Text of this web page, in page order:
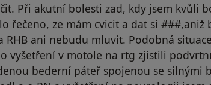
Při akutní bolesti zad, kdy jsem kvůli
řečeno, ze mám cvicit a dat si ###,aniž
RHB ani nebudu mluvit. Podobná
vyšetření v motole na rtg zjistili
bederní páteř spojenou se silnými